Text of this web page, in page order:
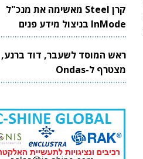
קרן Steel מאשימה את מנכ"ל
InMode בניצול מידע פנים
ראש המוסד לשעבר, דוד ברנע,
מצטרף ל-Ondas